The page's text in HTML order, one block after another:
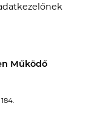
Működő